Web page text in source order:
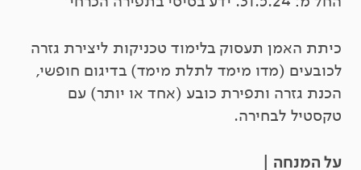
כיתת האמן תעסוק בלימוד טכניקות ליצירת גזרה
לכובעים (מדו מימד לתלת מימד) בדיגום חופשי,
הכנת גזרה ותפירת כובע (אחד או יותר) עם
טקסטיל לבחירה.
על המנחה |